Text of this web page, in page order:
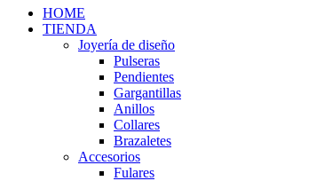
HOME
TIENDA
Joyería de diseño
Pulseras
Pendientes
Gargantillas
Anillos
Collares
Brazaletes
Accesorios
Fulares